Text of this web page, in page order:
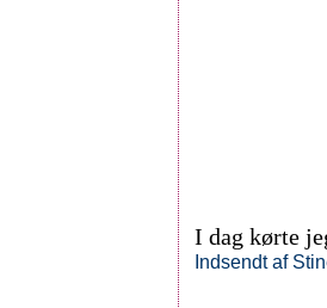
I dag kørte
Indsendt af